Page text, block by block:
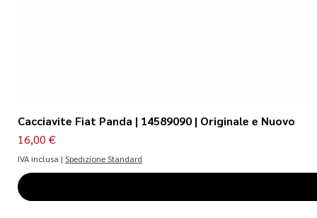
Cacciavite Fiat Panda | 14589090 | Originale e Nuovo
Prezzo
16,00 €
IVA inclusa | Spedizione Standard